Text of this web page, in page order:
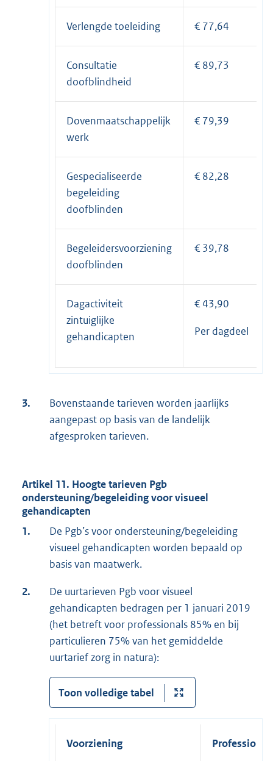
Verlengde toeleiding € 77,64
Consultatie
doofblindheid
€ 89,73
Dovenmaatschappelijk
werk
€ 79,39
Gespecialiseerde
begeleiding
doofblinden
€ 82,28
Begeleidersvoorziening
doofblinden
€ 39,78
Dagactiviteit
zintuiglijke
gehandicapten
€ 43,90
Per dagdeel
3.
Bovenstaande tarieven worden jaarlijks
aangepast op basis van de landelijk
afgesproken tarieven.
Artikel 11. Hoogte tarieven Pgb
ondersteuning/begeleiding voor visueel
gehandicapten
1.
De Pgb’s voor ondersteuning/begeleiding
visueel gehandicapten worden bepaald op
basis van maatwerk.
2.
De uurtarieven Pgb voor visueel
gehandicapten bedragen per 1 januari 2019
(het betreft voor professionals 85% en bij
particulieren 75% van het gemiddelde
uurtarief zorg in natura):
Toon volledige tabel
Voorziening Professional